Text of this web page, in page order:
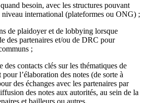
besoin, avec les structures pouvant
international (plateformes ou ONG) ;
de plaidoyer et de lobbying lorsque
des partenaires et/ou de DRC pour
;
contacts clés sur les thématiques de
l’élaboration des notes (de sorte à
des échanges avec les partenaires par
des notes aux autorités, au sein de la
et bailleurs ou autres.